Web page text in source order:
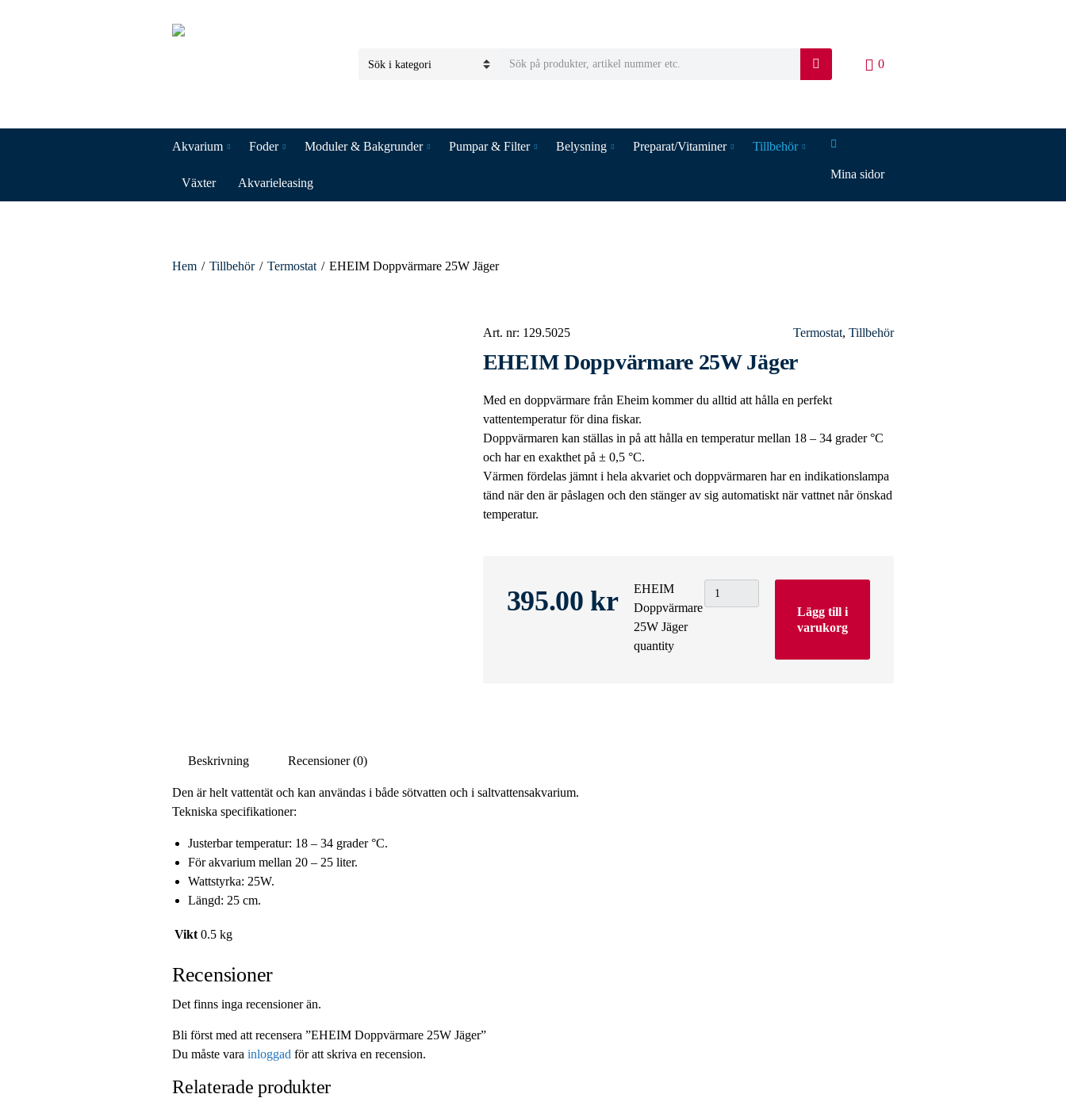
e
g
y
m
c
h
S
0
Akvarium Foder Moduler & Bakgrunder Pumpar & Filter Belysning Preparat/Vitaminer Tillbehör
Växter Akvarieleasing
Mina sidor
Hem / Tillbehör / Termostat / EHEIM Doppvärmare 25W Jäger
Art. nr: 129.5025 Termostat, Tillbehör
EHEIM Doppvärmare 25W Jäger
Med en doppvärmare från Eheim kommer du alltid att hålla en perfekt
vattentemperatur för dina fiskar.
Doppvärmaren kan ställas in på att hålla en temperatur mellan 18 – 34 grader °C
och har en exakthet på ± 0,5 °C.
Värmen fördelas jämnt i hela akvariet och doppvärmaren har en indikationslampa
tänd när den är påslagen och den stänger av sig automatiskt när vattnet når önskad
temperatur.
395.00kr
EHEIM
Doppvärmare
25W Jäger
quantity
Lägg till i
varukorg
Beskrivning Recensioner (0)
Den är helt vattentät och kan användas i både sötvatten och i saltvattensakvarium.
Tekniska specifikationer:
Justerbar temperatur: 18 – 34 grader °C.
För akvarium mellan 20 – 25 liter.
Wattstyrka: 25W.
Längd: 25 cm.
Vikt 0.5 kg
Recensioner
Det finns inga recensioner än.
Bli först med att recensera ”EHEIM Doppvärmare 25W Jäger”
Du måste vara inloggad för att skriva en recension.
Relaterade produkter